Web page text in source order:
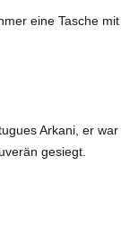
eine Tasche mit
Arkani, er war
gesiegt.